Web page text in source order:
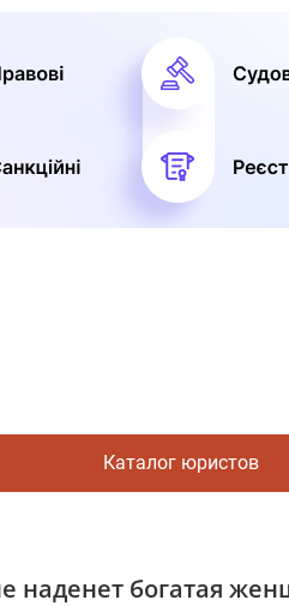
Каталог юристов
наденет богатая